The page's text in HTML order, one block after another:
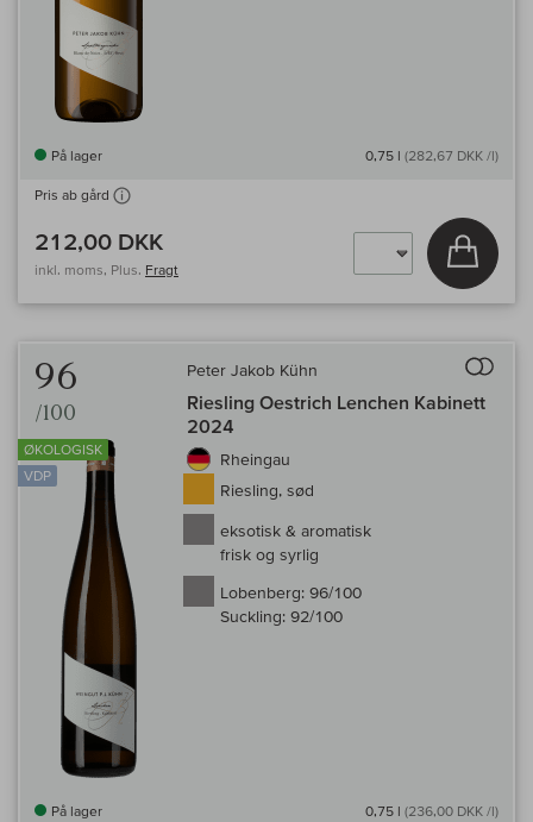
På lager 0,75 l (282,67 DKK /l)
Pris ab gård
212,00 DKK
inkl. moms, Plus. Fragt
Læg i
96
/100
ØKOLOGISK
VDP
Peter Jakob Kühn
Riesling Oestrich Lenchen Kabinett
2024
Rheingau
Riesling, sød
eksotisk & aromatisk
frisk og syrlig
Lobenberg: 96/100
Suckling: 92/100
På lager 0,75 l (236,00 DKK /l)